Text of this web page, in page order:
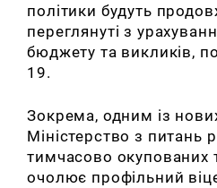
політики будуть
переглянуті з
бюджету та викликів,
19.
Зокрема, одним із
Міністерство з питань
тимчасово окупованих
очолює профільний